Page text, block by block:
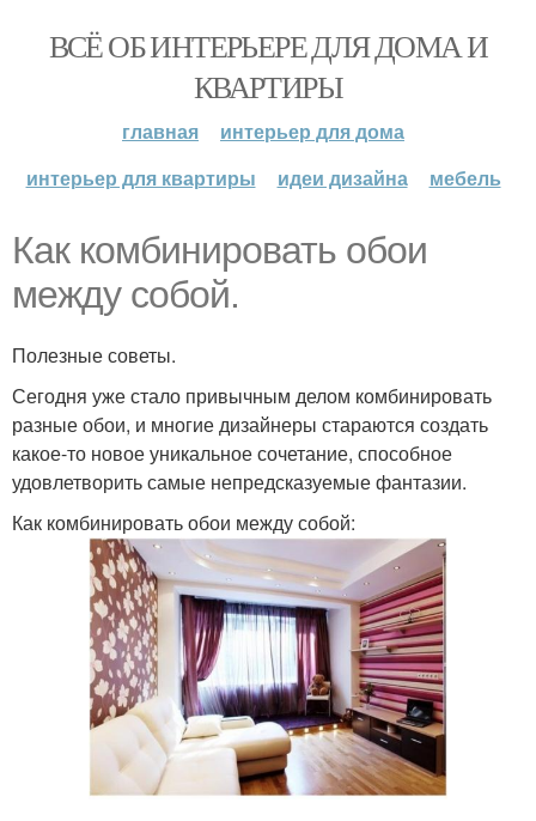
ВСЁ ОБ ИНТЕРЬЕРЕ ДЛЯ ДОМА И
КВАРТИРЫ
главная
интерьер для дома
интерьер для квартиры
идеи дизайна мебель
Как комбинировать обои
между собой.
Полезные советы.
Сегодня уже стало привычным делом комбинировать
разные обои, и многие дизайнеры стараются создать
какое-то новое уникальное сочетание, способное
удовлетворить самые непредсказуемые фантазии.
Как комбинировать обои между собой: